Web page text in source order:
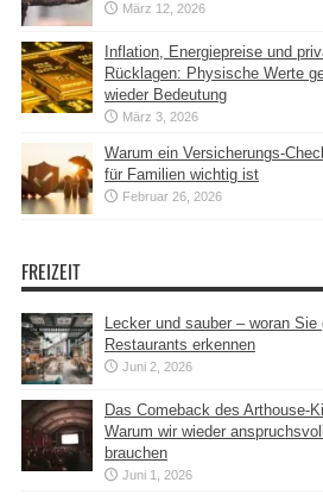
März 12, 2026
Inflation, Energiepreise und
Rücklagen: Physische Werte
wieder Bedeutung
März 3, 2026
Warum ein Versicherungs-
für Familien wichtig ist
Februar 26, 2026
FREIZEIT
Lecker und sauber – woran Sie
Restaurants erkennen
Juni 2, 2026
Das Comeback des Arthouse-
Warum wir wieder
brauchen
Juni 1, 2026